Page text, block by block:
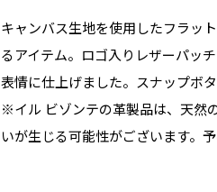
キャンバス生地を使用したフラッ
るアイテム。ロゴ入りレザーパッ
表情に仕上げました。スナップボ
※イル ビゾンテの革製品は、天然
いが生じる可能性がございます。